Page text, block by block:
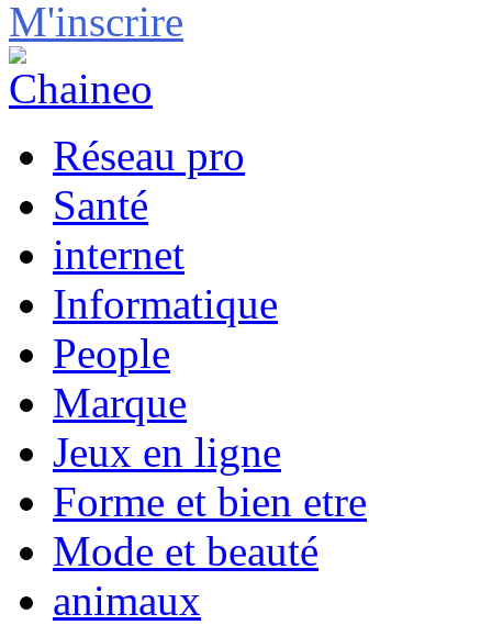
M'inscrire
Réseau pro
Santé
internet
Informatique
People
Marque
Jeux en ligne
Forme et bien etre
Mode et beauté
animaux